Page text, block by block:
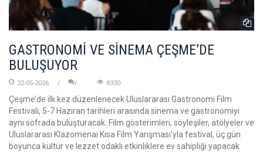
GASTRONOMİ VE SİNEMA ÇEŞME’DE
BULUŞUYOR
22-05-2026 8330
Çeşme’de ilk kez düzenlenecek Uluslararası Gastronomi Film
Festivali, 5-7 Haziran tarihleri arasında sinema ve gastronomiyi
aynı sofrada buluşturacak. Film gösterimleri, söyleşiler, atölyeler ve
Uluslararası Klazomenai Kısa Film Yarışması’yla festival, üç gün
boyunca kültür ve lezzet odaklı etkinliklere ev sahipliği yapacak